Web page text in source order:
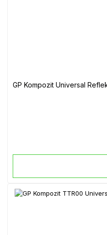
GP Kompozit Universal